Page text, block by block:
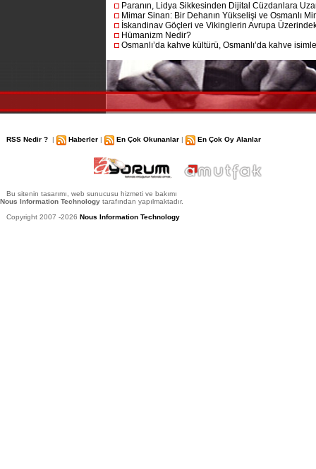
Paranın, Lidya Sikkesinden Dijital Cüzdanlara
Mimar Sinan: Bir Dehanın Yükselişi ve Osmanlı
İskandinav Göçleri ve Vikinglerin Avrupa
Hümanizm Nedir?
Osmanlı’da kahve kültürü, Osmanlı’da kahve
RSS Nedir ? | Haberler | En Çok Okunanlar | En Çok Oy Alanlar
Bu sitenin tasarımı, web sunucusu hizmeti ve bakımı
Nous Information Technology tarafından yapılmaktadır.
Copyright 2007 -2026 Nous Information Technology